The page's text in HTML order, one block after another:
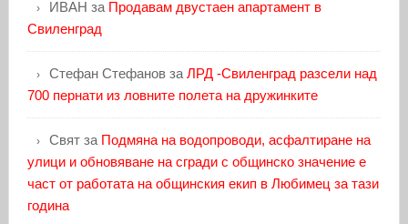
ИВАН за Продавам двустаен апартамент в
Свиленград
Стефан Стефановза ЛРД -Свиленград разсели над
700 пернати из ловните полета на дружинките
Святза Подмяна на водопроводи, асфалтиране на
улици и обновяване на сгради с общинско значение е
част от работата на общинския екип в Любимец за тази
година